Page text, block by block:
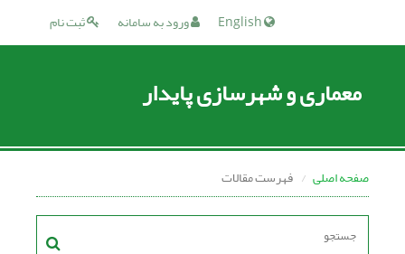
ثبت نام ورود به سامانه
معماری و شهرسازی پایدار
صفحه اصلی فهرست مقالات